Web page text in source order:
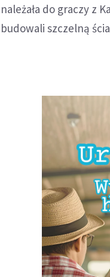
należała do graczy z
budowali szczelną